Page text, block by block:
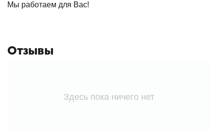
Мы работаем для Вас!
Отзывы
Здесь пока ничего нет